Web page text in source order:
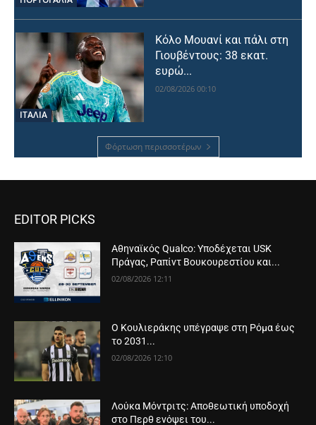
ΙΤΑΛΙΑ
Κόλο Μουανί και πάλι στη
Γιουβέντους: 38 εκατ.
ευρώ...
02/08/2026 00:10
Φόρτωση περισσοτέρων
EDITOR PICKS
Αθηναϊκός Qualco: Υποδέχεται USK
Πράγας, Ραπίντ Βουκουρεστίου και...
02/08/2026 12:11
Ο Κουλιεράκης υπέγραψε στη Ρόμα έως
το 2031...
02/08/2026 12:10
Λούκα Μόντριτς: Αποθεωτική υποδοχή
στο Περθ ενόψει του...